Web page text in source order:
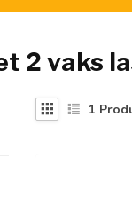
2 vaks
1